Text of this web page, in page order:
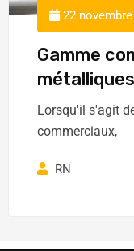
22
Gamme
Lorsqu'il s'agit
commerciaux,
RN